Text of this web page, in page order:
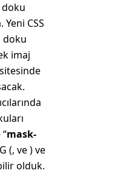
Yeni CSS
doku
imaj
mask-
(, ve) ve
olduk.